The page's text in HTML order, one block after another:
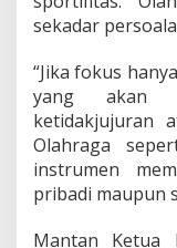
sekadar
“Jika fokus
yang akan
ketidakjujuran
Olahraga
instrumen
pribadi maupun
Mantan